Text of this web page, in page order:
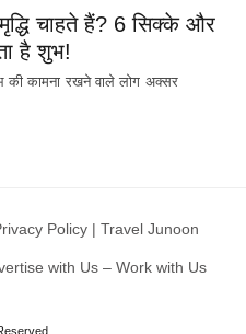
चाहते हैं? 6 सिक्के और
है शुभ!
कामना रखने वाले लोग अक्सर
Policy | Travel Junoon
with Us – Work with Us